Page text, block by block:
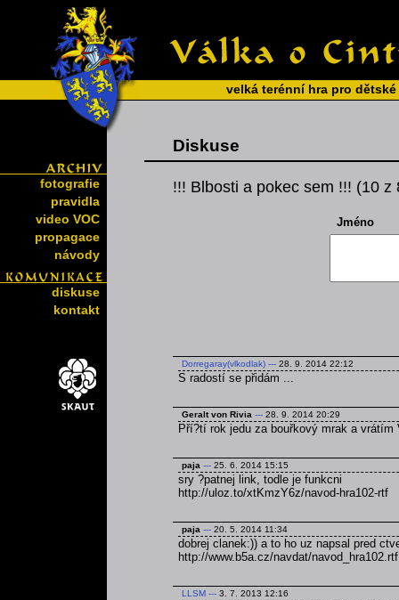
velká terénní hra pro
fotografie
pravidla
video VOC
propagace
návody
diskuse
kontakt
Diskuse
!!! Blbosti a pokec sem !!! (10 z
Jméno
Dorregaray(vlkodlak) --- 28. 9. 2014 22:12
S radostí se přidám ...
Geralt von Rivia --- 28. 9. 2014 20:29
Pří?tí rok jedu za bouřkový mrak a
paja --- 25. 6. 2014 15:15
sry ?patnej link, todle je funkcni
http://uloz.to/xtKmzY6z/navod-hra102-rtf
paja --- 20. 5. 2014 11:34
dobrej clanek:)) a to ho uz napsal pred
http://www.b5a.cz/navdat/navod_hra102.rtf
LLSM --- 3. 7. 2013 12:16